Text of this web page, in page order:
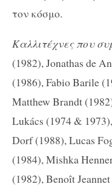
τον κόσμο.
Καλλιτέχνες που
(1982), Jonathas de
(1986), Fabio Barile
Matthew Brandt
Lukács (1974 &
Dorf (1988), Lucas
(1984), Mishka
(1982), Benoît